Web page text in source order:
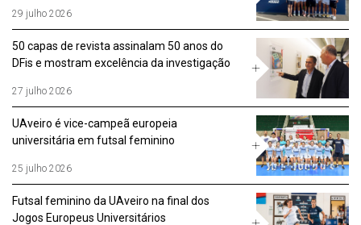
29 julho 2026
50 capas de revista assinalam 50 anos do
DFis e mostram excelência da investigação
27 julho 2026
UAveiro é vice-campeã europeia
universitária em futsal feminino
25 julho 2026
Futsal feminino da UAveiro na final dos
Jogos Europeus Universitários